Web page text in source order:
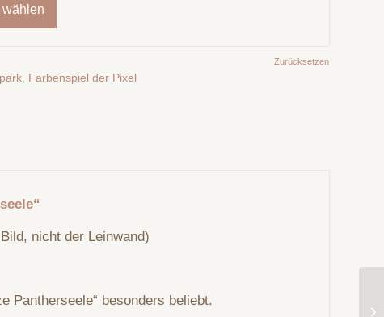
Zurücksetzen
Farbenspiel der Pixel
nicht der Leinwand)
Pantherseele“ besonders beliebt.